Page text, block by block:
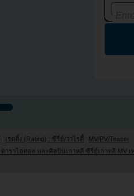
เรตติ้ง (Rating) : ซีรี่ย์/วาไรตี้
MV/PV/Teaser
ดาราไอดอล และศิลปินเกาหลี ซีรี่ย์เกาหลี MV